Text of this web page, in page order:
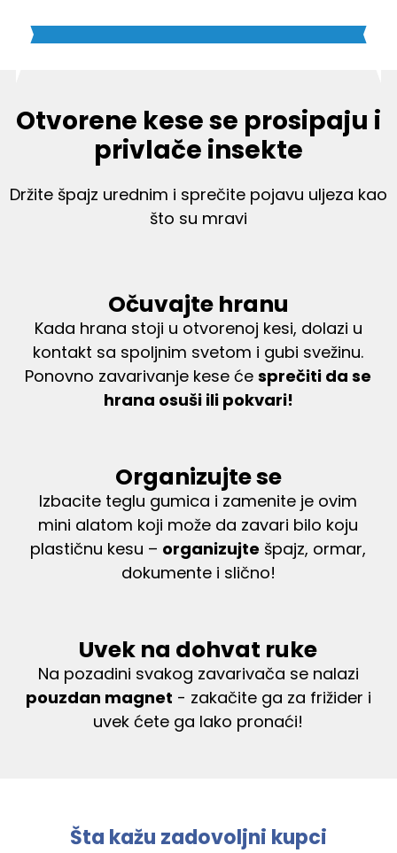
Otvorene kese se prosipaju i
privlače insekte
Držite špajz urednim i sprečite pojavu uljeza kao
što su mravi
Očuvajte hranu
Kada hrana stoji u otvorenoj kesi, dolazi u
kontakt sa spoljnim svetom i gubi svežinu.
Ponovno zavarivanje kese ćesprečiti da se
hrana osuši ili pokvari!
Organizujte se
Izbacite teglu gumica i zamenite je ovim
mini alatom koji može da zavari bilo koju
plastičnu kesu – organizujte špajz, ormar,
dokumente i slično!
Uvek na dohvat ruke
Na pozadini svakog zavarivača se nalazi
pouzdan magnet - zakačite ga za frižider i
uvek ćete ga lako pronaći!
Šta kažu zadovoljni kupci